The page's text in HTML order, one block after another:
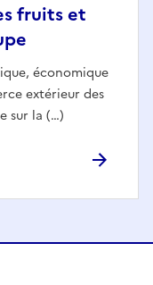
fruits et
économique
extérieur des
sur la (…)